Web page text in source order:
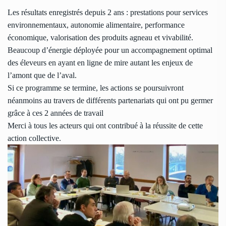
Les résultats enregistrés depuis 2 ans : prestations pour services
environnementaux, autonomie alimentaire, performance
économique, valorisation des produits agneau et vivabilité.
Beaucoup d’énergie déployée pour un accompagnement optimal
des éleveurs en ayant en ligne de mire autant les enjeux de
l’amont que de l’aval.
Si ce programme se termine, les actions se poursuivront
néanmoins au travers de différents partenariats qui ont pu germer
grâce à ces 2 années de travail
Merci à tous les acteurs qui ont contribué à la réussite de cette
action collective.